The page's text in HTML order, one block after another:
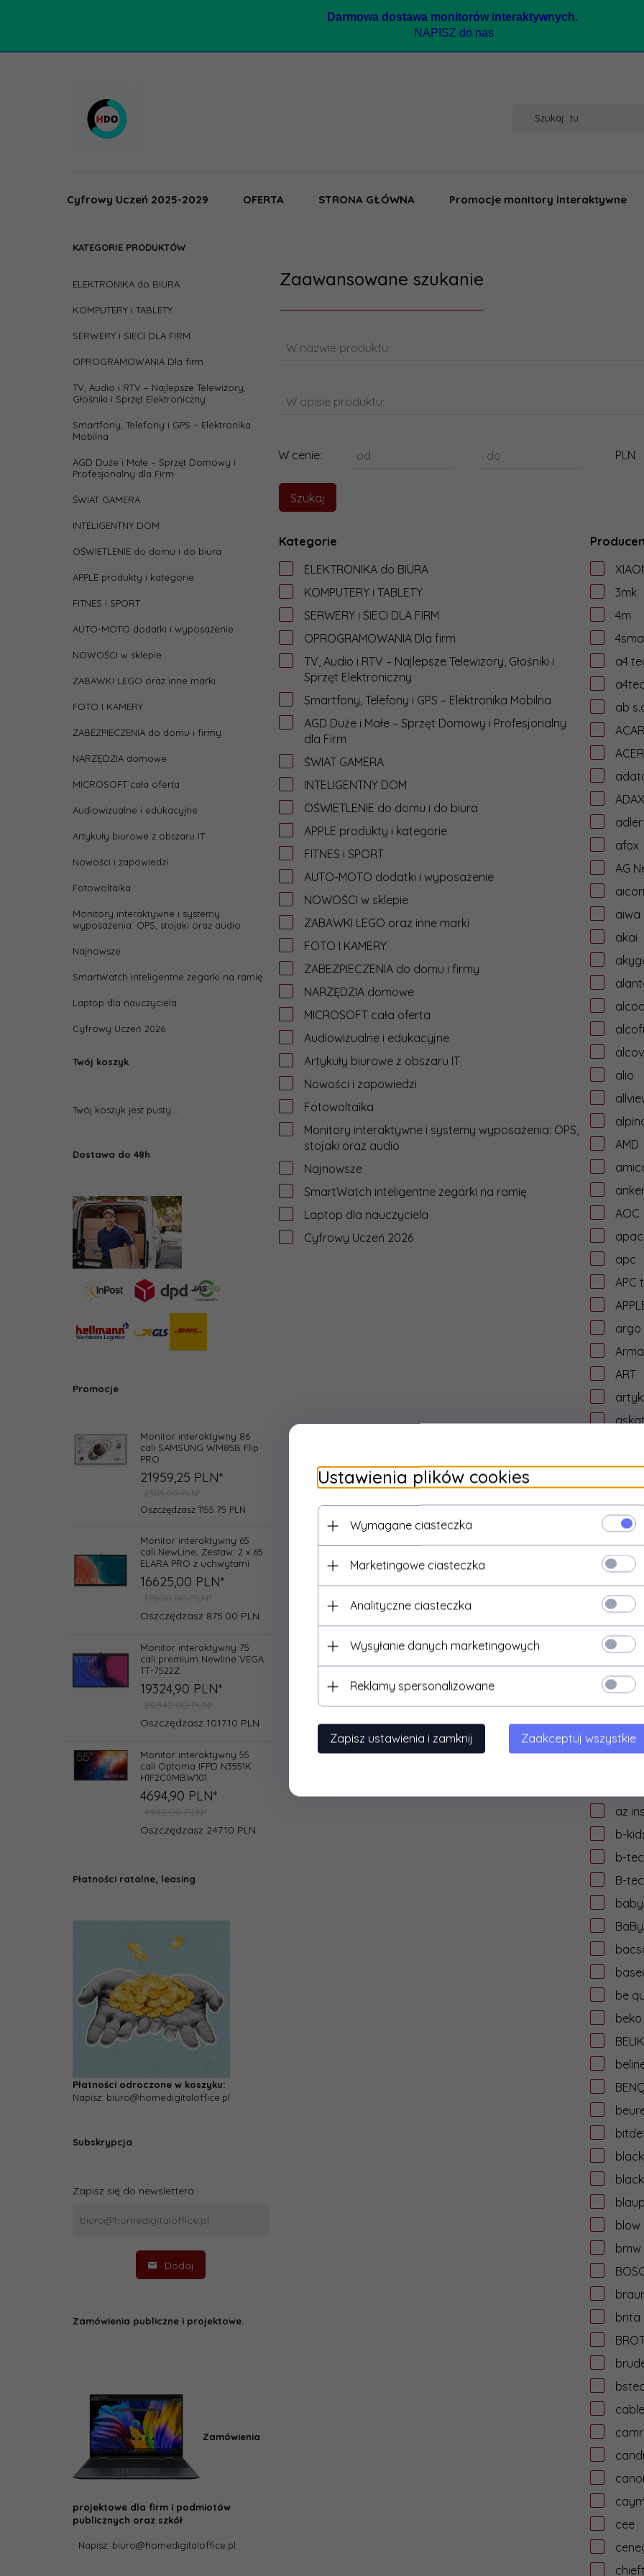
Darmowa dostawa monitorów interaktywnych.
NAPISZ do nas
Cyfrowy Uczeń 2025-2029 OFERTA STRONA GŁÓWNA Promocje monitory interaktywne
KATEGORIE PRODUKTÓW
ELEKTRONIKA do BIURA
KOMPUTERY i TABLETY
SERWERY i SIECI DLA FIRM
OPROGRAMOWANIA Dla firm
TV, Audio i RTV – Najlepsze Telewizory,
Głośniki i Sprzęt Elektroniczny
Smartfony, Telefony i GPS – Elektronika
Mobilna
AGD Duże i Małe – Sprzęt Domowy i
Profesjonalny dla Firm
ŚWIAT GAMERA
INTELIGENTNY DOM
OŚWIETLENIE do domu i do biura
APPLE produkty i kategorie
FITNES i SPORT
AUTO-MOTO dodatki i wyposażenie
NOWOŚCI w sklepie
ZABAWKI LEGO oraz inne marki
FOTO I KAMERY
ZABEZPIECZENIA do domu i firmy
NARZĘDZIA domowe
MICROSOFT cała oferta
Audiowizualne i edukacyjne
Artykuły biurowe z obszaru IT
Nowości i zapowiedzi
Fotowoltaika
Monitory interaktywne i systemy
wyposażenia: OPS, stojaki oraz audio
Najnowsze
SmartWatch inteligentne zegarki na ramię
Laptop dla nauczyciela
Cyfrowy Uczeń 2026
Twój koszyk
Twój koszyk jest pusty...
Dostawa do 48h
Promocje
Monitor interaktywny 86
cali SAMSUNG WM85B Flip
PRO
21959,25 PLN*
23115,00 PLN*
Oszczędzasz 1155.75 PLN
Monitor interaktywny 65
cali NewLine, Zestaw: 2 x 65
ELARA PRO z uchwytami
16625,00 PLN*
17500,00 PLN*
Oszczędzasz 875.00 PLN
Monitor interaktywny 75
cali premium Newline VEGA
TT-7522Z
19324,90 PLN*
20342,00 PLN*
Oszczędzasz 1017.10 PLN
Monitor interaktywny 55
cali Optoma IFPD N3551K
H1F2C0MBW101
4694,90 PLN*
4942,00 PLN*
Oszczędzasz 247.10 PLN
Płatności ratalne, leasing
Płatności odroczone w koszyku:
Napisz: biuro@homedigitaloffice.pl
Subskrypcja
Zapisz się do newslettera:
Dodaj
Zamówienia publiczne i projektowe.
Zamówienia
projektowe dla firm i podmiotów
publicznych oraz szkół
Napisz: biuro@homedigitaloffice.pl
Zaawansowane szukanie
W nazwie produktu:
W opisie produktu:
W cenie: od do PLN
Kategorie
ELEKTRONIKA do BIURA
KOMPUTERY i TABLETY
SERWERY i SIECI DLA FIRM
OPROGRAMOWANIA Dla firm
TV, Audio i RTV – Najlepsze Telewizory, Głośniki i
Sprzęt Elektroniczny
Smartfony, Telefony i GPS – Elektronika Mobilna
AGD Duże i Małe – Sprzęt Domowy i Profesjonalny
dla Firm
ŚWIAT GAMERA
INTELIGENTNY DOM
OŚWIETLENIE do domu i do biura
APPLE produkty i kategorie
FITNES i SPORT
AUTO-MOTO dodatki i wyposażenie
NOWOŚCI w sklepie
ZABAWKI LEGO oraz inne marki
FOTO I KAMERY
ZABEZPIECZENIA do domu i firmy
NARZĘDZIA domowe
MICROSOFT cała oferta
Audiowizualne i edukacyjne
Artykuły biurowe z obszaru IT
Nowości i zapowiedzi
Fotowoltaika
Monitory interaktywne i systemy wyposażenia: OPS,
stojaki oraz audio
Najnowsze
SmartWatch inteligentne zegarki na ramię
Laptop dla nauczyciela
Cyfrowy Uczeń 2026
3mk
4m
a4
ab
ACAR
ACER
ADAX
adler
afox
AG
aiwa
akai
alio
AMD
AOC
apc
APC
argo
ART
artyk
ASUS
ata
aten
aukey
AVer
az
b-
b-
B-
be
beko
blow
bmw
brita
cee
Ustawienia plików cookies
Wymagane ciasteczka
Marketingowe ciasteczka
Analityczne ciasteczka
Wysyłanie danych marketingowych
Reklamy spersonalizowane
Zapisz ustawienia i zamknij Zaakceptuj wszystkie